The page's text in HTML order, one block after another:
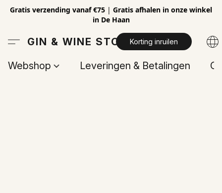
Gratis verzending vanaf €75 | Gratis afhalen in onze winkel
in De Haan
GIN & WINE STOREKorting inruilen
Webshop Leveringen & Betalingen